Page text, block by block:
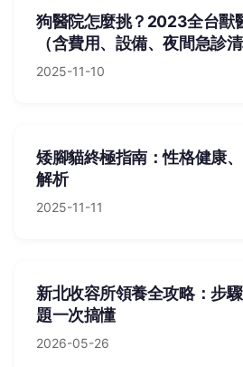
狗醫院怎麼挑？2023全台獸
（含費用、設備、夜間急診清
2025-11-10
矮腳貓終極指南：性格健康
解析
2025-11-11
新北收容所領養全攻略：步
題一次搞懂
2026-05-26